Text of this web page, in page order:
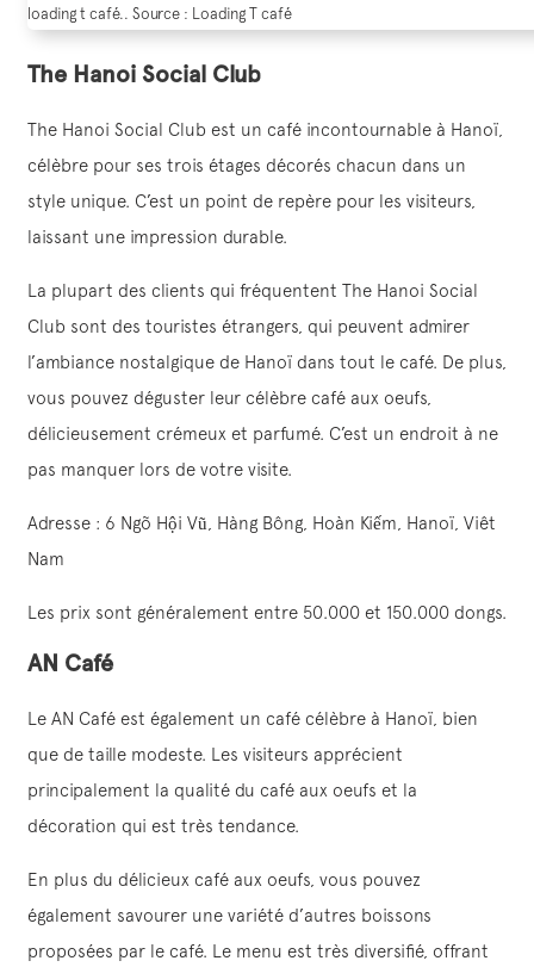
loading t café.. Source : Loading T café
The Hanoi Social Club
The Hanoi Social Club est un café incontournable à Hanoï,
célèbre pour ses trois étages décorés chacun dans un
style unique. C’est un point de repère pour les visiteurs,
laissant une impression durable.
La plupart des clients qui fréquentent The Hanoi Social
Club sont des touristes étrangers, qui peuvent admirer
l’ambiance nostalgique de Hanoï dans tout le café. De plus,
vous pouvez déguster leur célèbre café aux oeufs,
délicieusement crémeux et parfumé. C’est un endroit à ne
pas manquer lors de votre visite.
Adresse : 6 Ngõ Hội Vũ, Hàng Bông, Hoàn Kiếm, Hanoï, Viêt
Nam
Les prix sont généralement entre 50.000 et 150.000 dongs.
AN Café
Le AN Café est également un café célèbre à Hanoï, bien
que de taille modeste. Les visiteurs apprécient
principalement la qualité du café aux oeufs et la
décoration qui est très tendance.
En plus du délicieux café aux oeufs, vous pouvez
également savourer une variété d’autres boissons
proposées par le café. Le menu est très diversifié, offrant